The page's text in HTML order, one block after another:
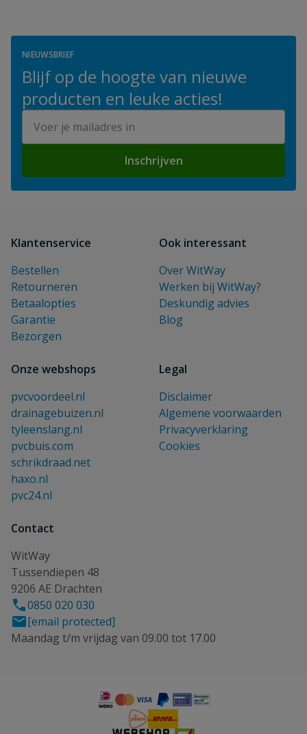
NIEUWSBRIEF
Blijf op de hoogte van nieuwe
producten en leuke acties!
Inschrijven
Klantenservice
Bestellen
Retourneren
Betaalopties
Garantie
Bezorgen
Ook interessant
Over WitWay
Werken bij WitWay?
Deskundig advies
Blog
Onze webshops
pvcvoordeel.nl
drainagebuizen.nl
tyleenslang.nl
pvcbuis.com
schrikdraad.net
haxo.nl
pvc24.nl
Legal
Disclaimer
Algemene voorwaarden
Privacyverklaring
Cookies
Contact
WitWay
Tussendiepen 48
9206 AE Drachten
0850 020 030
[email protected]
Maandag t/m vrijdag van 09.00 tot 17.00